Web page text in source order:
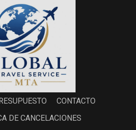
CONTACTO
DE CANCELACIONES